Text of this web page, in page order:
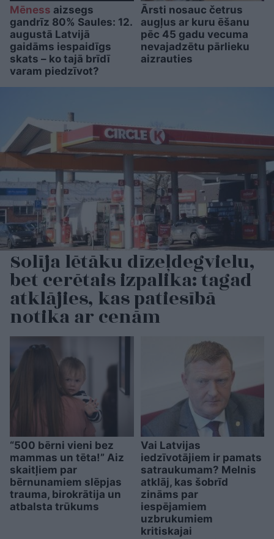
Mēness aizsegs
gandrīz 80% Saules: 12.
augustā Latvijā
gaidāms iespaidīgs
skats – ko tajā brīdī
varam piedzīvot?
Ārsti nosauc četrus
augļus ar kuru ēšanu
pēc 45 gadu vecuma
nevajadzētu pārlieku
aizrauties
Solīja lētāku dīzeļdegvielu,
bet cerētais izpalika: tagad
atklājies, kas patiesībā
notika ar cenām
“500 bērni vieni bez
mammas un tēta!” Aiz
skaitļiem par
bērnunamiem slēpjas
trauma, birokrātija un
atbalsta trūkums
Vai Latvijas
iedzīvotājiem ir pamats
satraukumam? Melnis
atklāj, kas šobrīd
zināms par
iespējamiem
uzbrukumiem
kritiskajai